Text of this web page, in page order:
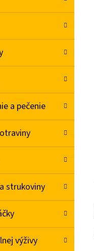
a pečenie
strukoviny
výživy